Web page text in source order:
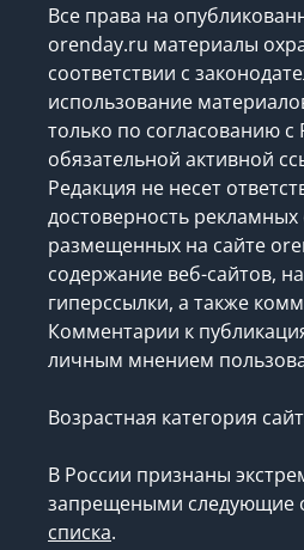
Все права на
orenday.ru материалы
соответствии с
использование
только по согласованию с
обязательной активной
Редакция не несет
достоверность
размещенных на сайте
содержание веб-сайтов,
гиперссылки, а также
Комментарии к
личным мнением
Возрастная категория
В России признаны
запрещеными следующие
списка.